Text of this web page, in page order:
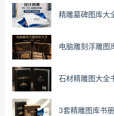
精雕墓碑图库大
电脑雕刻浮雕图
石材精雕图大全
3套精雕图库书